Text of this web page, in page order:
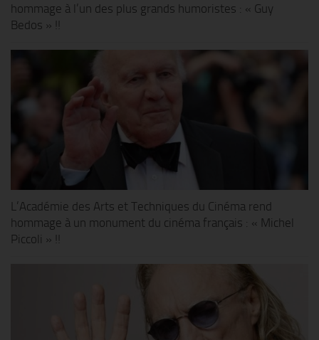
hommage à l’un des plus grands humoristes : « Guy
Bedos » !!
L’Académie des Arts et Techniques du Cinéma rend
hommage à un monument du cinéma français : « Michel
Piccoli » !!